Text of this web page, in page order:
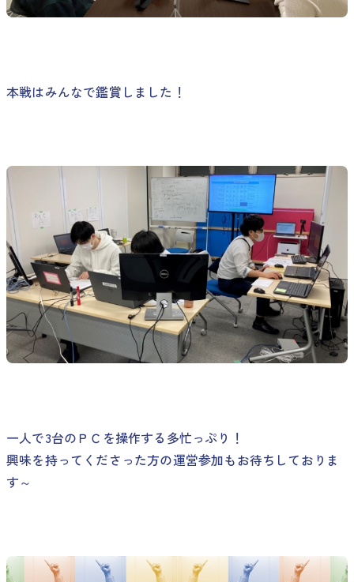
本戦はみんなで鑑賞しました！
一人で3台のＰＣを操作する多忙っぷり！
興味を持ってくださった方の運営参加もお待ちしておりま
す～